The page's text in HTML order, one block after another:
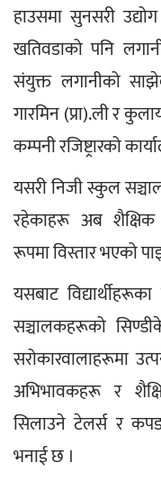
हाउसमा सुनसरी
खतिवडाको पनि
संयुक्त लगानीको
गारमिन (प्रा).ली र
कम्पनी रजिष्ट्रारको
यसरी निजी स्कुल
रहेकाहरू अब शैक्षिक
रूपमा विस्तार भएको
यसबाट
सञ्चालकहरूको
सरोकारवालाहरूमा
अभिभावकहरू र
सिलाउने टेलर्स र
भनाई छ ।